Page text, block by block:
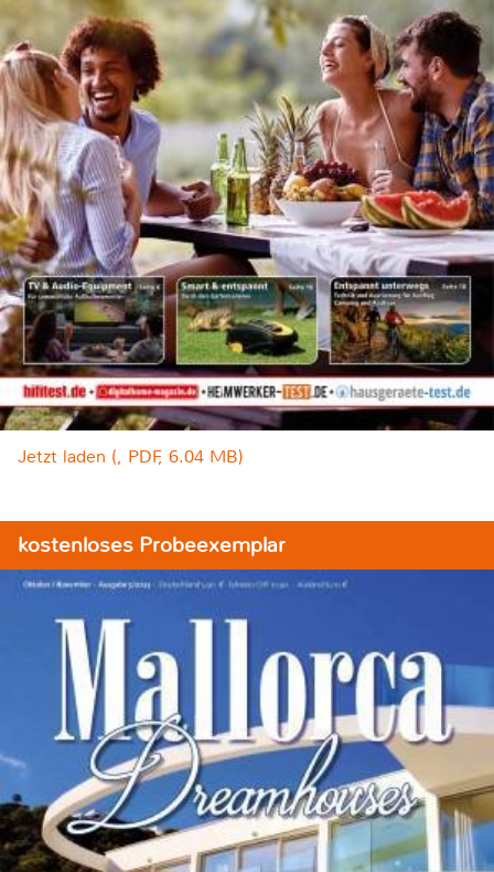
Jetzt laden (, PDF, 6.04 MB)
kostenloses Probeexemplar